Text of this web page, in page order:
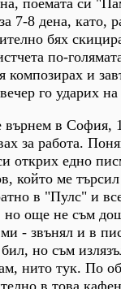
7-8 дена, като,
бях
по-
композирах и
го ударих
върнем в София,
за работа.
открих едно
който ме
в "Пулс" и
но още не съм
- звънял и в
но съм
нито тук. По
в това